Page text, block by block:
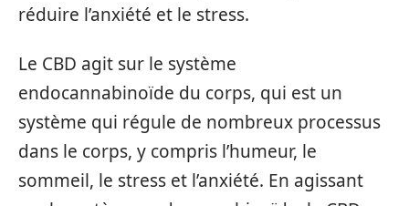
réduire l’anxiété et le stress.
Le CBD agit sur le système
endocannabinoïde du corps, qui est un
système qui régule de nombreux processus
dans le corps, y compris l’humeur, le
sommeil, le stress et l’anxiété. En agissant